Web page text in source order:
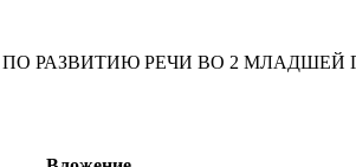
РАЗВИТИЮ РЕЧИ ВО 2 МЛАДШЕЙ